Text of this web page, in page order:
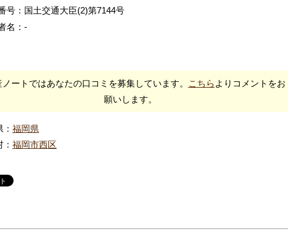
号：国土交通大臣(2)第7144号
名：-
ートではあなたの口コミを募集しています。 こちら よりコメントをお
願いします。
福岡県
福岡市西区